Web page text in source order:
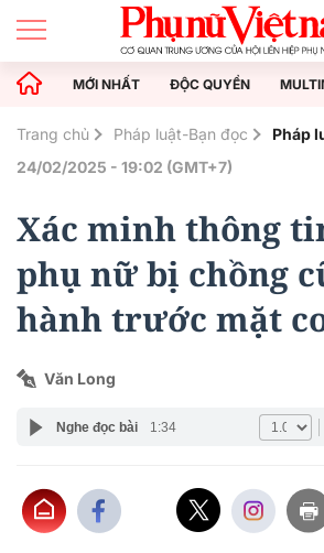
MỚI NHẤT ĐỘC QUYỀN
Trang chủ Pháp luật-Bạn đọc
Pháp
24/02/2025 - 19:02 (GMT+7)
Xác minh thông
phụ nữ bị chồng
hành trước mặt
Văn Long
Nghe đọc bài 1:34